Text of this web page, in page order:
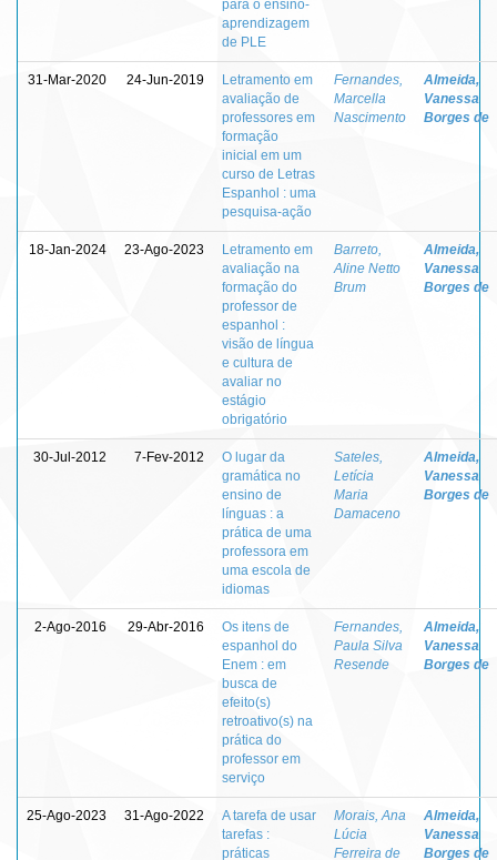
para o ensino-
aprendizagem
de PLE
31-Mar-2020 24-Jun-2019
Letramento em
avaliação de
professores em
formação
inicial em um
curso de Letras
Espanhol : uma
pesquisa-ação
Fernandes,
Marcella
Nascimento
Almeida,
Vanessa
Borges de
18-Jan-2024 23-Ago-2023
Letramento em
avaliação na
formação do
professor de
espanhol :
visão de língua
e cultura de
avaliar no
estágio
obrigatório
Barreto,
Aline Netto
Brum
Almeida,
Vanessa
Borges de
30-Jul-2012 7-Fev-2012
O lugar da
gramática no
ensino de
línguas : a
prática de uma
professora em
uma escola de
idiomas
Sateles,
Letícia
Maria
Damaceno
Almeida,
Vanessa
Borges de
2-Ago-2016 29-Abr-2016
Os itens de
espanhol do
Enem : em
busca de
efeito(s)
retroativo(s) na
prática do
professor em
serviço
Fernandes,
Paula Silva
Resende
Almeida,
Vanessa
Borges de
25-Ago-2023 31-Ago-2022
A tarefa de usar
tarefas :
práticas
Morais, Ana
Lúcia
Ferreira de
Almeida,
Vanessa
Borges de